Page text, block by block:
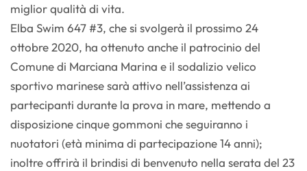
miglior qualità di vita.
Elba Swim 647 #3, che si svolgerà il prossimo 24
ottobre 2020, ha ottenuto anche il patrocinio del
Comune di Marciana Marina e il sodalizio velico
sportivo marinese sarà attivo nell’assistenza ai
partecipanti durante la prova in mare, mettendo a
disposizione cinque gommoni che seguiranno i
nuotatori (età minima di partecipazione 14 anni);
inoltre offrirà il brindisi di benvenuto nella serata del 23